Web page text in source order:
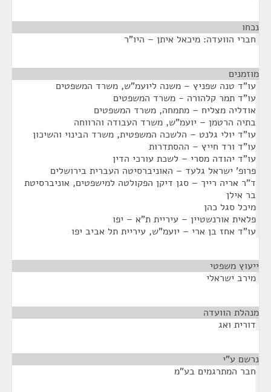
נכחו
חברי הוועדה: מיכאל איתן – היו"ר
מוזמנים
עו"ד טנה שפניץ – משנה ליועמ"ש, משרד המשפטים
עו"ד תמר קלהורה - משרד המשפטים
אודליה מצליח – מתמחה, משרד המשפטים
בתיה הרטמן – יועמ"ש, משרד העבודה והרווחה
עו"ד יולי גלנט – הלשכה המשפטית, משרד הבינוי והשיכון
עו"ד ורד חייץ – ההסתדרות
עו"ד יהודה מסרי – לשכת עורכי הדין
פרופ' ישראל גלעד – האוניברסיטה העברית בירושלים
ד"ר אריה רייך – סגן דיקן הפקולטה למישפטים, אוניברסיטת
בר אילן
מיכל סגל כהן
פלאית אורנשטיין – עיריית ת"א – יפו
עו"ד אחז בן ארי – יועמ"ש, עיריית תל אביב יפו
ייעוץ משפטי
מירב ישראלי
מנהלת הוועדה
דורית ואג
נרשם ע"י
חבר המתרגמים בע"מ